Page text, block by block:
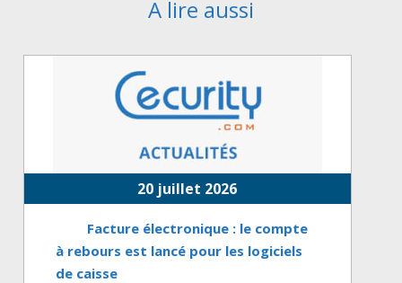
A lire aussi
20 juillet 2026
Facture électronique : le compte
à rebours est lancé pour les logiciels
de caisse